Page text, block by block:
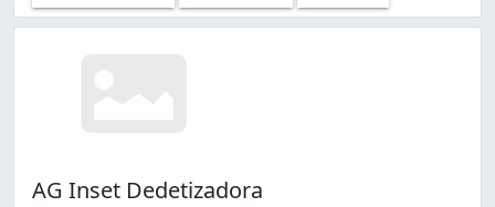
AG Inset Dedetizadora